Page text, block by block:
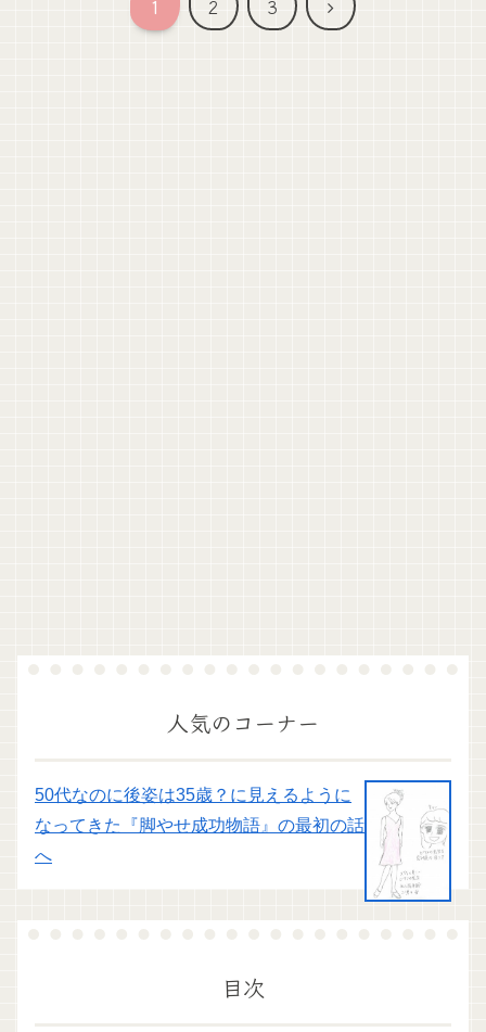
1 2 3
人気のコーナー
50代なのに後姿は35歳？に見えるように
なってきた『脚やせ成功物語』の最初の話
へ
目次